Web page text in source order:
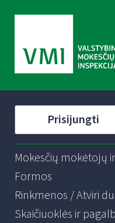
Prisijungti
Mokesčių mokėtojų
Formos
Rinkmenos / Atviri
Skaičiuoklės ir